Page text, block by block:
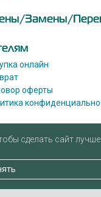
Замены/
онлайн
оферты
сделать сайт лучше